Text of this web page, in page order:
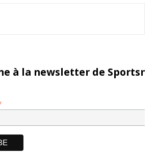
à la newsletter de